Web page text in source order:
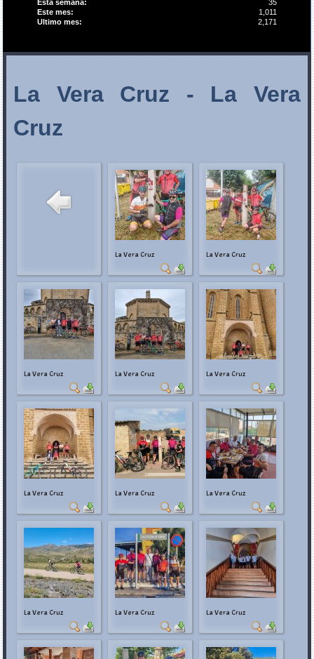
Esta semana:
35
Este mes:
1,011
Ultimo mes:
2,171
La Vera Cruz - La Vera
Cruz
La Vera Cruz La Vera Cruz
La Vera Cruz La Vera Cruz La Vera Cruz
La Vera Cruz La Vera Cruz La Vera Cruz
La Vera Cruz La Vera Cruz La Vera Cruz